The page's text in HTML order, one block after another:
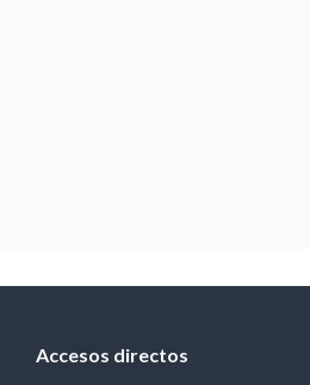
Accesos directos